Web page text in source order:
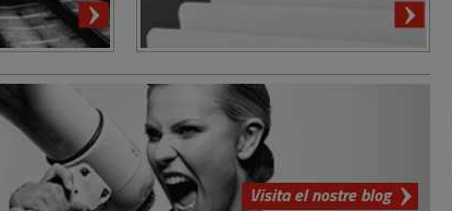
Visita el nostre blog